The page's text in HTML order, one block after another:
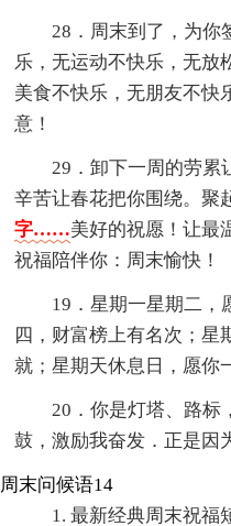
28．周末到了，为你
乐，无运动不快乐，无放
美食不快乐，无朋友不快
意！
29．卸下一周的劳累
辛苦让春花把你围绕。聚
字……美好的祝愿！让最
祝福陪伴你：周末愉快！
19．星期一星期二，
四，财富榜上有名次；星
就；星期天休息日，愿你
20．你是灯塔、路标
鼓，激励我奋发．正是因
周末问候语14
1. 最新经典周末祝福